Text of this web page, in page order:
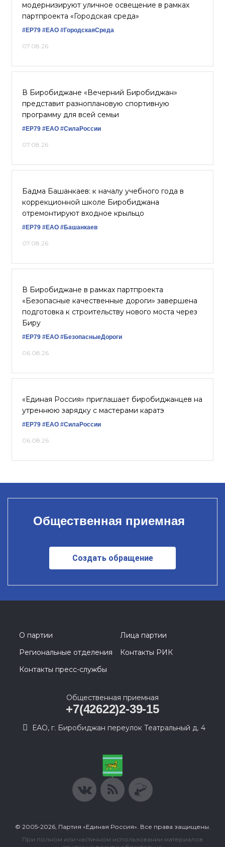
модернизируют уличное освещение в рамках
партпроекта «Городская среда»
#ЕР79 #ЕАО #ГородскаяСреда
07.08.26
В Биробиджане «Вечерний Биробиджан»
представит разноплановую спортивную
программу для всей семьи
#ЕР79 #ЕАО #СилаРоссии
07.08.26
Бадма Башанкаев: к началу учебного года в
коррекционной школе Биробиджана
отремонтируют входное крыльцо
#ЕР79 #ЕАО #Башанкаев
07.08.26
В Биробиджане в рамках партпроекта
«Безопасные качественные дороги» завершена
подготовка к строительству нового моста через
Биру
#ЕР79 #ЕАО #БезопасныеДороги
06.08.26
«Единая Россия» приглашает биробиджанцев на
утреннюю зарядку с мастерами каратэ
#ЕР79 #ЕАО #СилаРоссии
06.08.26
Общественная приемная
Создать обращение
О партии
Лица партии
Региональные отделения
Контакты РИК
Контакты пресс-службы
Общественная приемная
+7(42622)2-39-15
ЕАО, г. Биробиджан переулок Театральный д. 4
© 2005-2026, Партия «Единая Россия». Все права защищены.
При полном или частичном использовании материалов